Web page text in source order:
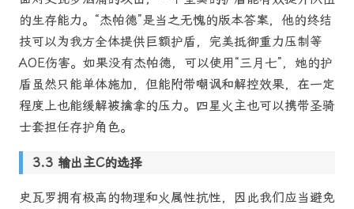
的生存能力。“杰帕德”是当之无愧的版本答案，他的终结
技可以为我方全体提供巨额护盾，完美抵御重力压制等
AOE伤害。如果没有杰帕德，可以使用“三月七”，她的护
盾虽然只能单体施加，但能附带嘲讽和解控效果，在一定
程度上也能缓解被擒拿的压力。四星火主也可以携带圣骑
士套担任存护角色。
输出主C的选择
史瓦罗拥有极高的物理和火属性抗性，因此我们应当避免